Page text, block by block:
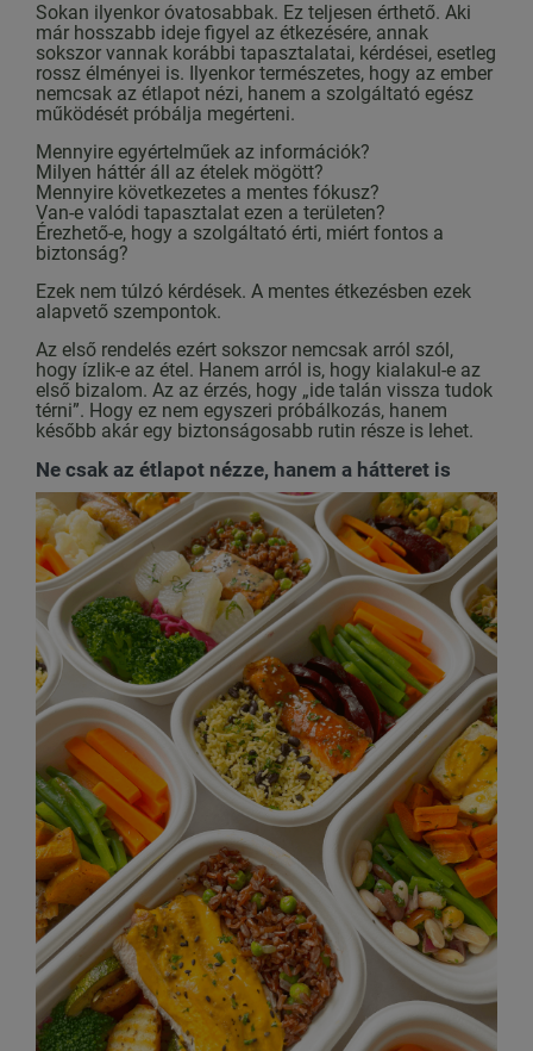
Sokan ilyenkor óvatosabbak. Ez teljesen érthető. Aki
már hosszabb ideje figyel az étkezésére, annak
sokszor vannak korábbi tapasztalatai, kérdései, esetleg
rossz élményei is. Ilyenkor természetes, hogy az ember
nemcsak az étlapot nézi, hanem a szolgáltató egész
működését próbálja megérteni.
Mennyire egyértelműek az információk?
Milyen háttér áll az ételek mögött?
Mennyire következetes a mentes fókusz?
Van-e valódi tapasztalat ezen a területen?
Érezhető-e, hogy a szolgáltató érti, miért fontos a
biztonság?
Ezek nem túlzó kérdések. A mentes étkezésben ezek
alapvető szempontok.
Az első rendelés ezért sokszor nemcsak arról szól,
hogy ízlik-e az étel. Hanem arról is, hogy kialakul-e az
első bizalom. Az az érzés, hogy „ide talán vissza tudok
térni”. Hogy ez nem egyszeri próbálkozás, hanem
később akár egy biztonságosabb rutin része is lehet.
Ne csak az étlapot nézze, hanem a hátteret is